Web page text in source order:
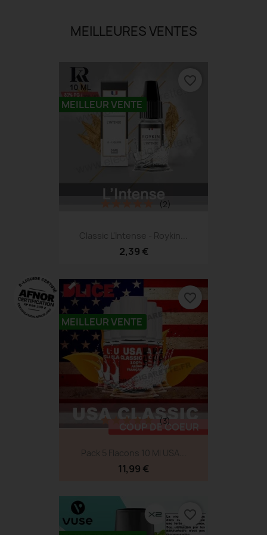
MEILLEURES VENTES
Classic L'Intense - Roykin...
MEILLEUR VENTE
2,39 €
(2)
favorite_border
Pack 5 Flacons 10 Ml USA...
COUP DE COEUR
MEILLEUR VENTE
11,99 €
(3)
favorite_border
favorite_border